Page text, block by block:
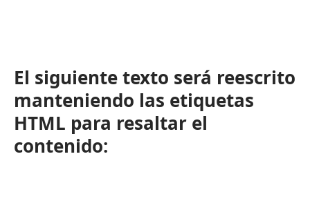
El siguiente texto será reescrito
manteniendo las etiquetas
HTML para resaltar el
contenido: